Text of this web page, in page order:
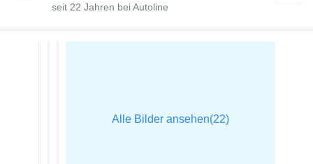
seit 22 Jahren bei Autoline